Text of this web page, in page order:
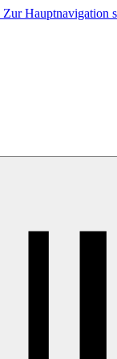
Zur Hauptnavigation